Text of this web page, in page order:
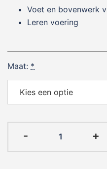
Voet en bovenwerk
Leren voering
Maat: *
-
Booker
Ultra
+